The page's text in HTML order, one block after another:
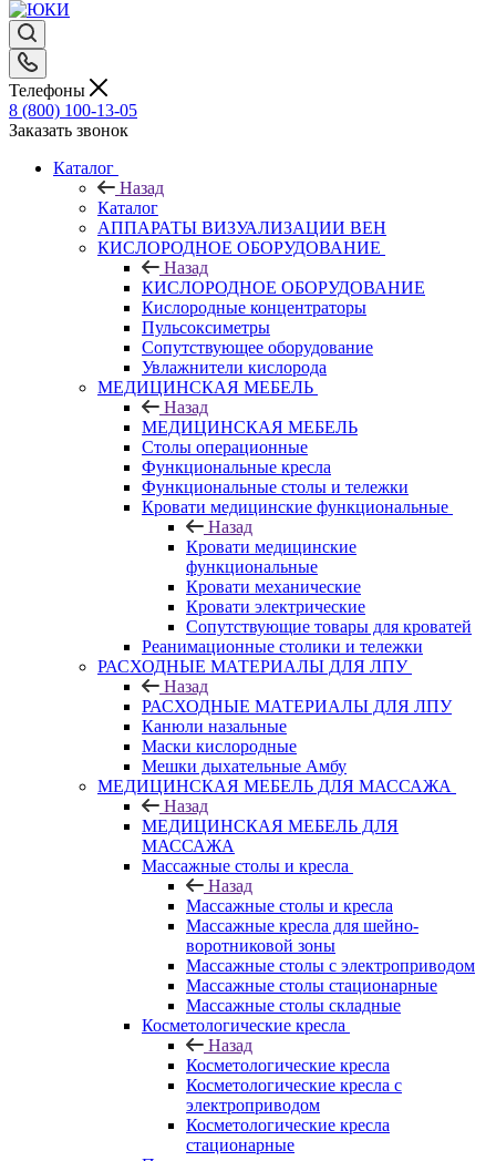
Телефоны
8 (800) 100-13-05
Заказать звонок
Каталог
Назад
Каталог
АППАРАТЫ ВИЗУАЛИЗАЦИИ ВЕН
КИСЛОРОДНОЕ ОБОРУДОВАНИЕ
Назад
КИСЛОРОДНОЕ ОБОРУДОВАНИЕ
Кислородные концентраторы
Пульсоксиметры
Сопутствующее оборудование
Увлажнители кислорода
МЕДИЦИНСКАЯ МЕБЕЛЬ
Назад
МЕДИЦИНСКАЯ МЕБЕЛЬ
Столы операционные
Функциональные кресла
Функциональные столы и тележки
Кровати медицинские функциональные
Назад
Кровати медицинские
функциональные
Кровати механические
Кровати электрические
Сопутствующие товары для кроватей
Реанимационные столики и тележки
РАСХОДНЫЕ МАТЕРИАЛЫ ДЛЯ ЛПУ
Назад
РАСХОДНЫЕ МАТЕРИАЛЫ ДЛЯ ЛПУ
Канюли назальные
Маски кислородные
Мешки дыхательные Амбу
МЕДИЦИНСКАЯ МЕБЕЛЬ ДЛЯ МАССАЖА
Назад
МЕДИЦИНСКАЯ МЕБЕЛЬ ДЛЯ
МАССАЖА
Массажные столы и кресла
Назад
Массажные столы и кресла
Массажные кресла для шейно-
воротниковой зоны
Массажные столы с электроприводом
Массажные столы стационарные
Массажные столы складные
Косметологические кресла
Назад
Косметологические кресла
Косметологические кресла с
электроприводом
Косметологические кресла
стационарные